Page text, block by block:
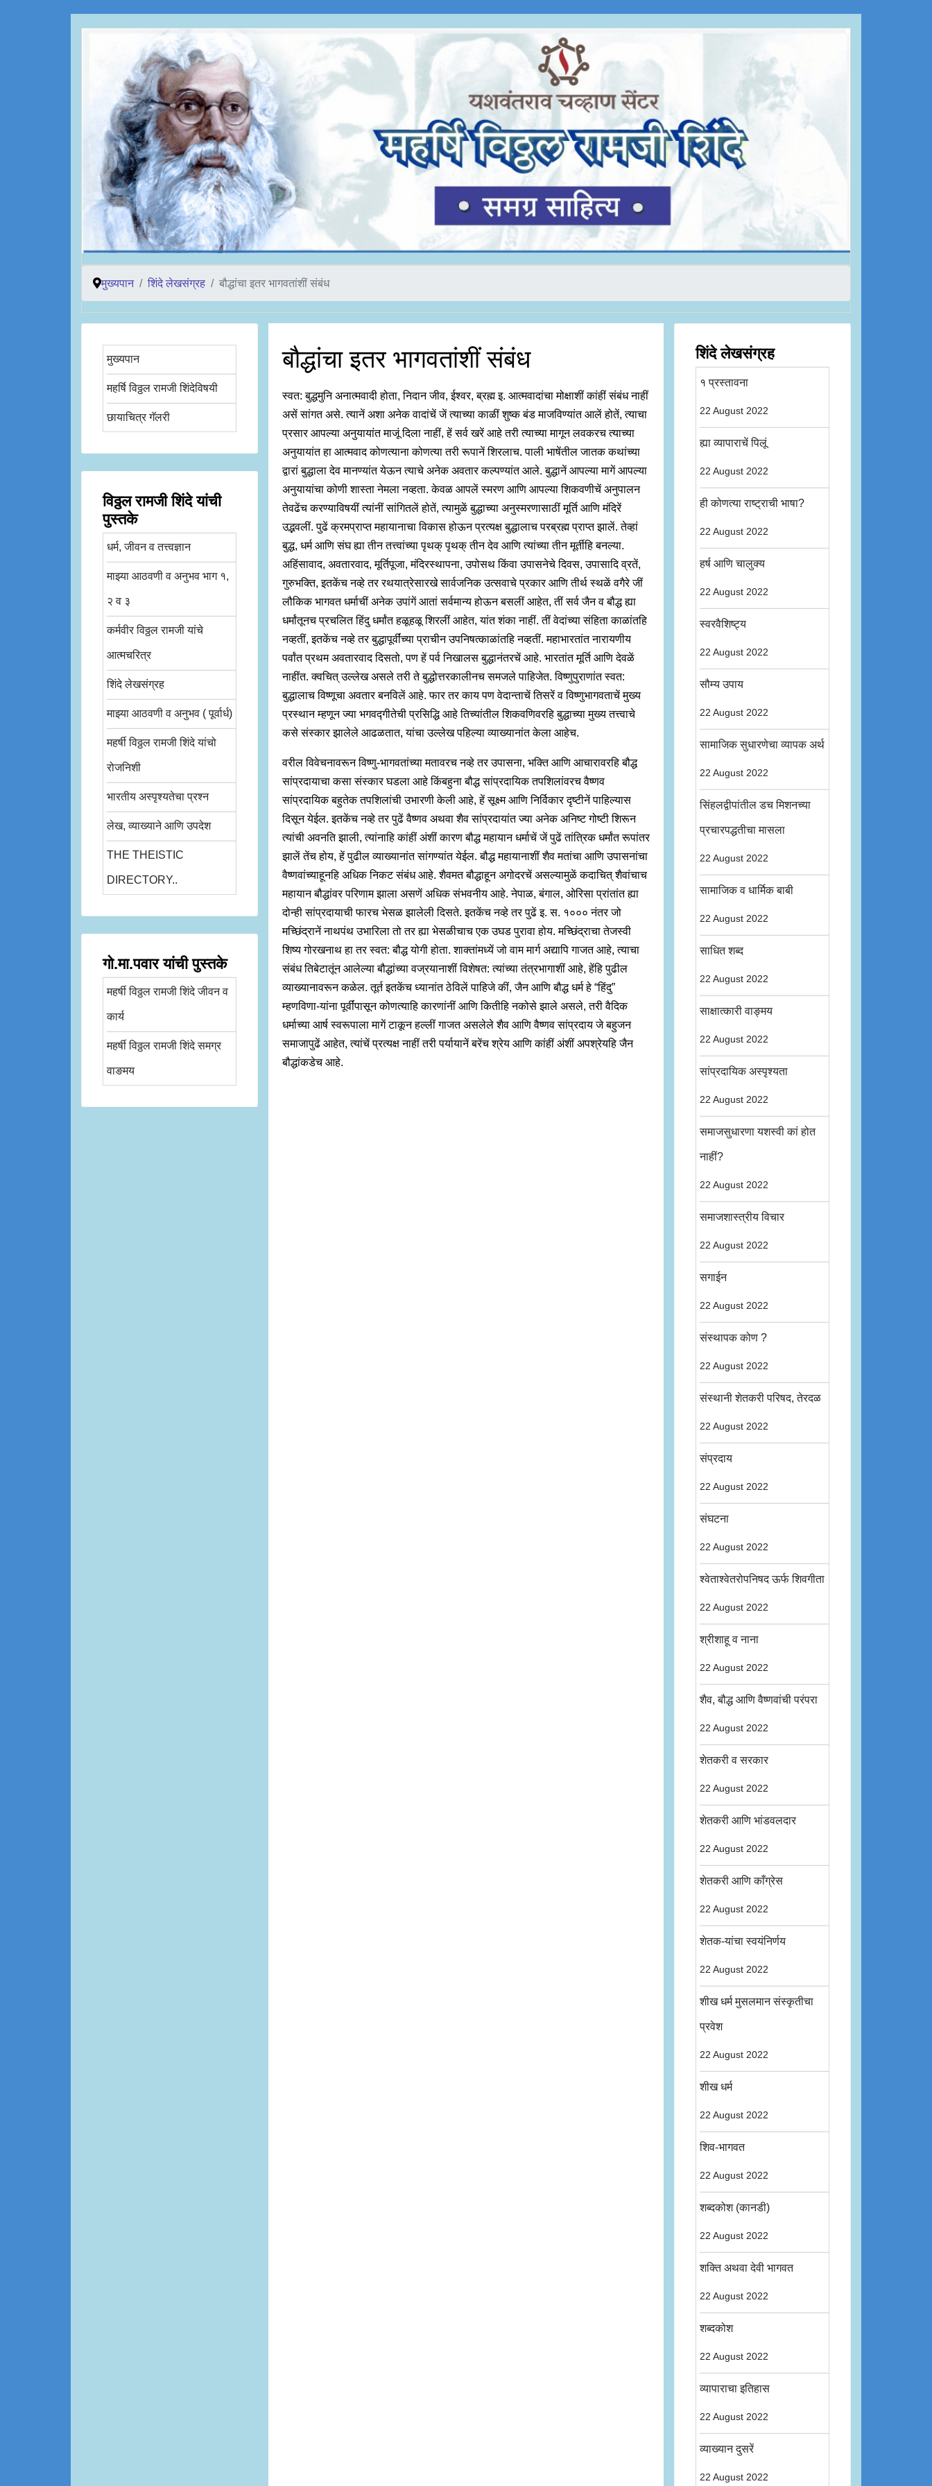
मुख्यपान शिंदे लेखसंग्रह बौद्धांचा इतर भागवतांशीं संबंध
मुख्यपान
महर्षि विठ्ठल रामजी शिंदेविषयी
छायाचित्र गॅलरी
विठ्ठल रामजी शिंदे यांची
पुस्तके
धर्म, जीवन व तत्त्वज्ञान
माझ्या आठवणी व अनुभव भाग १,
२ व ३
कर्मवीर विठ्ठल रामजी यांचे
आत्मचरित्र
शिंदे लेखसंग्रह
माझ्या आठवणी व अनुभव ( पूर्वार्ध)
महर्षी विठ्ठल रामजी शिंदे यांचो
रोजनिशी
भारतीय अस्पृश्यतेचा प्रश्न
लेख, व्याख्याने आणि उपदेश
THE THEISTIC
DIRECTORY..
गो.मा.पवार यांची पुस्तके
महर्षी विठ्ठल रामजी शिंदे जीवन व
कार्य
महर्षी विठ्ठल रामजी शिंदे समग्र
वाङमय
बौद्धांचा इतर भागवतांशीं संबंध
स्वत: बुद्धमुनि अनात्मवादी होता, निदान जीव, ईश्वर, ब्रह्म इ. आत्मवादांचा मोक्षाशीं कांहीं संबंध नाहीं
असें सांगत असे. त्यानें अशा अनेक वादांचें जें त्याच्या काळीं शुष्क बंड माजविण्यांत आलें होतें, त्याचा
प्रसार आपल्या अनुयायांत माजूं दिला नाहीं, हें सर्व खरें आहे तरी त्याच्या मागून लवकरच त्याच्या
अनुयायांत हा आत्मवाद कोणत्याना कोणत्या तरी रूपानें शिरलाच. पाली भाषेंतील जातक कथांच्या
द्वारां बुद्धाला देव मानण्यांत येऊन त्याचे अनेक अवतार कल्पण्यांत आले. बुद्धानें आपल्या मागें आपल्या
अनुयायांचा कोणी शास्ता नेमला नव्हता. केवळ आपलें स्मरण आणि आपल्या शिकवणीचें अनुपालन
तेवढेंच करण्याविषयीं त्यांनीं सांगितलें होतें, त्यामुळें बुद्धाच्या अनुस्मरणासाठीं मूर्ति आणि मंदिरें
उद्भवलीं. पुढें क्रमप्राप्त महायानाचा विकास होऊन प्रत्यक्ष बुद्धालाच परब्रह्म प्राप्त झालें. तेव्हां
बुद्ध, धर्म आणि संघ ह्या तीन तत्त्वांच्या पृथक् पृथक् तीन देव आणि त्यांच्या तीन मूर्तीहि बनल्या.
अहिंसावाद, अवतारवाद, मूर्तिपूजा, मंदिरस्थापना, उपोसथ किंवा उपासनेचे दिवस, उपासादि व्रतें,
गुरुभक्ति, इतकेंच नव्हे तर रथयात्रेसारखे सार्वजनिक उत्सवाचे प्रकार आणि तीर्थ स्थळें वगैरे जीं
लौकिक भागवत धर्माचीं अनेक उपांगें आतां सर्वमान्य होऊन बसलीं आहेत, तीं सर्व जैन व बौद्ध ह्या
धर्मांतूनच प्रचलित हिंदु धर्मांत हळूहळू शिरलीं आहेत, यांत शंका नाहीं. तीं वेदांच्या संहिता काळांतहि
नव्हतीं, इतकेंच नव्हे तर बुद्धापूर्वींच्या प्राचीन उपनिषत्काळांतहि नव्हतीं. महाभारतांत नारायणीय
पर्वांत प्रथम अवतारवाद दिसतो, पण हें पर्व निखालस बुद्धानंतरचें आहे. भारतांत मूर्ति आणि देवळें
नाहींत. क्वचित् उल्लेख असले तरी ते बुद्धोत्तरकालीनच समजले पाहिजेत. विष्णुपुराणांत स्वत:
बुद्धालाच विष्णूचा अवतार बनविलें आहे. फार तर काय पण वेदान्ताचें तिसरें व विष्णुभागवताचें मुख्य
प्रस्थान म्हणून ज्या भगवद्गीतेची प्रसिद्धि आहे तिच्यांतील शिकवणिवरहि बुद्धाच्या मुख्य तत्त्वाचे
कसे संस्कार झालेले आढळतात, यांचा उल्लेख पहिल्या व्याख्यानांत केला आहेच.
वरील विवेचनावरून विष्णु-भागवतांच्या मतावरच नव्हे तर उपासना, भक्ति आणि आचारावरहि बौद्ध
सांप्रदायाचा कसा संस्कार घडला आहे किंबहुना बौद्ध सांप्रदायिक तपशिलांवरच वैष्णव
सांप्रदायिक बहुतेक तपशिलांची उभारणी केली आहे, हें सूक्ष्म आणि निर्विकार दृष्टीनें पाहिल्यास
दिसून येईल. इतकेंच नव्हे तर पुढें वैष्णव अथवा शैव सांप्रदायांत ज्या अनेक अनिष्ट गोष्टी शिरून
त्यांची अवनति झाली, त्यांनाहि कांहीं अंशीं कारण बौद्ध महायान धर्माचें जें पुढें तांत्रिक धर्मांत रूपांतर
झालें तेंच होय, हें पुढील व्याख्यानांत सांगण्यांत येईल. बौद्ध महायानाशीं शैव मतांचा आणि उपासनांचा
वैष्णवांच्याहूनहि अधिक निकट संबंध आहे. शैवमत बौद्धाहून अगोदरचें असल्यामुळें कदाचित् शैवांचाच
महायान बौद्धांवर परिणाम झाला असणें अधिक संभवनीय आहे. नेपाळ, बंगाल, ओरिसा प्रांतांत ह्या
दोन्ही सांप्रदायाची फारच भेसळ झालेली दिसते. इतकेंच नव्हे तर पुढें इ. स. १००० नंतर जो
मच्छिंद्रानें नाथपंथ उभारिला तो तर ह्या भेसळीचाच एक उघड पुरावा होय. मच्छिंद्राचा तेजस्वी
शिष्य गोरखनाथ हा तर स्वत: बौद्ध योगी होता. शाक्तांमध्यें जो वाम मार्ग अद्यापि गाजत आहे, त्याचा
संबंध तिबेटातूंन आलेल्या बौद्धांच्या वज्रयानाशीं विशेषत: त्यांच्या तंत्रभागाशीं आहे, हेंहि पुढील
व्याख्यानावरून कळेल. तूर्त इतकेंच ध्यानांत ठेविलें पाहिजे कीं, जैन आणि बौद्ध धर्म हे “हिंदु”
म्हणविणा-यांना पूर्वींपासून कोणत्याहि कारणांनीं आणि कितीहि नकोसे झाले असले, तरी वैदिक
धर्माच्या आर्ष स्वरूपाला मागें टाकून हल्लीं गाजत असलेले शैव आणि वैष्णव सांप्रदाय जे बहुजन
समाजापुढें आहेत, त्यांचें प्रत्यक्ष नाहीं तरी पर्यायानें बरेंच श्रेय आणि कांहीं अंशीं अपश्रेयहि जैन
बौद्धांकडेच आहे.
शिंदे लेखसंग्रह
१ प्रस्तावना
22 August 2022
ह्या व्यापाराचें पिलूं
22 August 2022
ही कोणत्या राष्ट्राची भाषा?
22 August 2022
हर्ष आणि चालुक्य
22 August 2022
स्वरवैशिष्ट्य
22 August 2022
सौम्य उपाय
22 August 2022
सामाजिक सुधारणेचा व्यापक अर्थ
22 August 2022
सिंहलद्वीपांतील डच मिशनच्या
प्रचारपद्धतीचा मासला
22 August 2022
सामाजिक व धार्मिक बाबी
22 August 2022
साधित शब्द
22 August 2022
साक्षात्कारी वाङ्मय
22 August 2022
सांप्रदायिक अस्पृश्यता
22 August 2022
समाजसुधारणा यशस्वी कां होत
नाहीं?
22 August 2022
समाजशास्त्रीय विचार
22 August 2022
सगाईन
22 August 2022
संस्थापक कोण ?
22 August 2022
संस्थानी शेतकरी परिषद, तेरदळ
22 August 2022
संप्रदाय
22 August 2022
संघटना
22 August 2022
श्वेताश्वेतरोपनिषद ऊर्फ शिवगीता
22 August 2022
श्रीशाहू व नाना
22 August 2022
शैव, बौद्ध आणि वैष्णवांची परंपरा
22 August 2022
शेतकरी व सरकार
22 August 2022
शेतकरी आणि भांडवलदार
22 August 2022
शेतकरी आणि काँग्रेस
22 August 2022
शेतक-यांचा स्वयंनिर्णय
22 August 2022
शीख धर्म मुसलमान संस्कृतीचा
प्रवेश
22 August 2022
शीख धर्म
22 August 2022
शिव-भागवत
22 August 2022
शब्दकोश (कानडी)
22 August 2022
शक्ति अथवा देवी भागवत
22 August 2022
शब्दकोश
22 August 2022
व्यापाराचा इतिहास
22 August 2022
व्याख्यान दुसरें
22 August 2022